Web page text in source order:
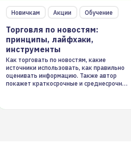
Новичкам Акции Обучение
Торговля по новостям:
принципы, лайфхаки,
инструменты
Как торговать по новостям, какие
источники использовать, как правильно
оценивать информацию. Также автор
покажет краткосрочные и среднесрочные